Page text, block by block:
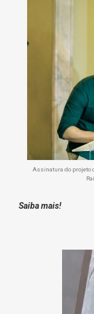
Assinatura do projeto
Saiba mais!